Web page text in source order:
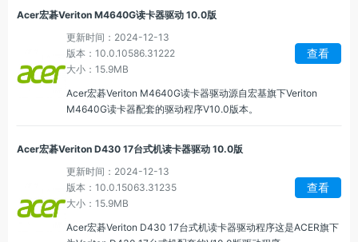
Acer宏碁Veriton M4640G读卡器驱动 10.0版
更新时间：2024-12-13
版本：10.0.10586.31222
大小：15.9MB
查看
Acer宏碁Veriton M4640G读卡器驱动源自宏基旗下Veriton
M4640G读卡器配套的驱动程序V10.0版本。
Acer宏碁Veriton D430 17台式机读卡器驱动 10.0版
更新时间：2024-12-13
版本：10.0.15063.31235
大小：15.9MB
查看
Acer宏碁Veriton D430 17台式机读卡器驱动程序这是ACER旗下